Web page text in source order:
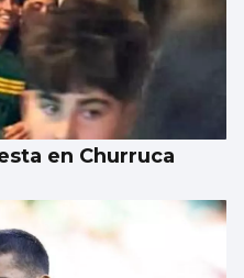
en Churruca